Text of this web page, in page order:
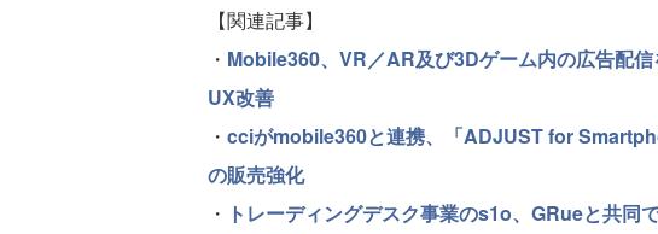
【関連記事】
・ Mobile360、VR／AR及び3Dゲーム内の広告配
UX改善
・ cciがmobile360と連携、「ADJUST for
の販売強化
・ トレーディングデスク事業のs1o、GRueと共同